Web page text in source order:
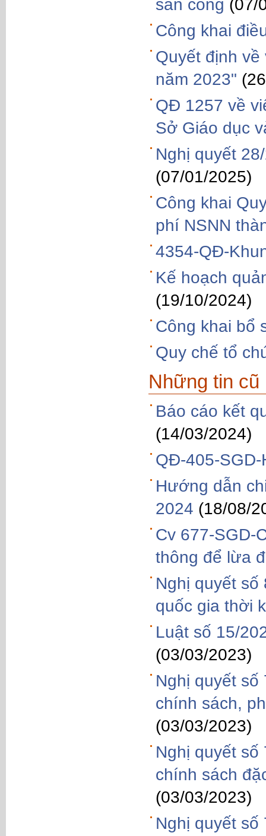
sản công (07/
Công khai
Quyết định
năm 2023"
QĐ 1257 về
Sở Giáo dục
Nghị quyết
(07/01/2025)
Công khai
phí NSNN
4354-QĐ-
Kế hoạch
(19/10/2024)
Công khai bổ
Quy chế tổ
Những tin cũ
Báo cáo kết
(14/03/2024)
QĐ-405-
Hướng dẫn
2024 (18/08/
Cv 677-SGD-
thông để lừa
Nghị quyết số
quốc gia thời
Luật số 15/
(03/03/2023)
Nghị quyết
chính sách,
(03/03/2023)
Nghị quyết
chính sách
(03/03/2023)
Nghị quyết số